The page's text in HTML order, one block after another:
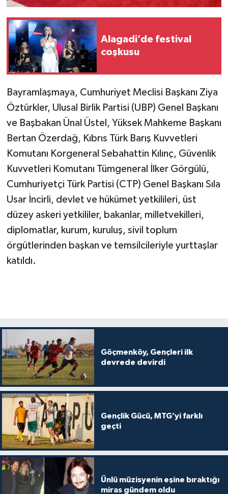
Alagadi’de festival
coşkusu
Bayramlaşmaya, Cumhuriyet Meclisi Başkanı Ziya
Öztürkler, Ulusal Birlik Partisi (UBP) Genel Başkanı
ve Başbakan Ünal Üstel, Yüksek Mahkeme Başkanı
Bertan Özerdağ, Kıbrıs Türk Barış Kuvvetleri
Komutanı Korgeneral Sebahattin Kılınç, Güvenlik
Kuvvetleri Komutanı Tümgeneral İlker Görgülü,
Cumhuriyetçi Türk Partisi (CTP) Genel Başkanı Sıla
Usar İncirli, devlet ve hükümet yetkilileri, üst
düzey askeri yetkililer, bakanlar, milletvekilleri,
diplomatlar, kurum, kuruluş, sivil toplum
örgütlerinden başkan ve temsilcileriyle yurttaşlar
katıldı.
Göçmenköy, Gençleri ilk
devrede devirdi
Gençlik Gücü, MTG’yi farklı
geçti
Ünlü müzisyenin eşine bıraktığı
miras gündem oldu